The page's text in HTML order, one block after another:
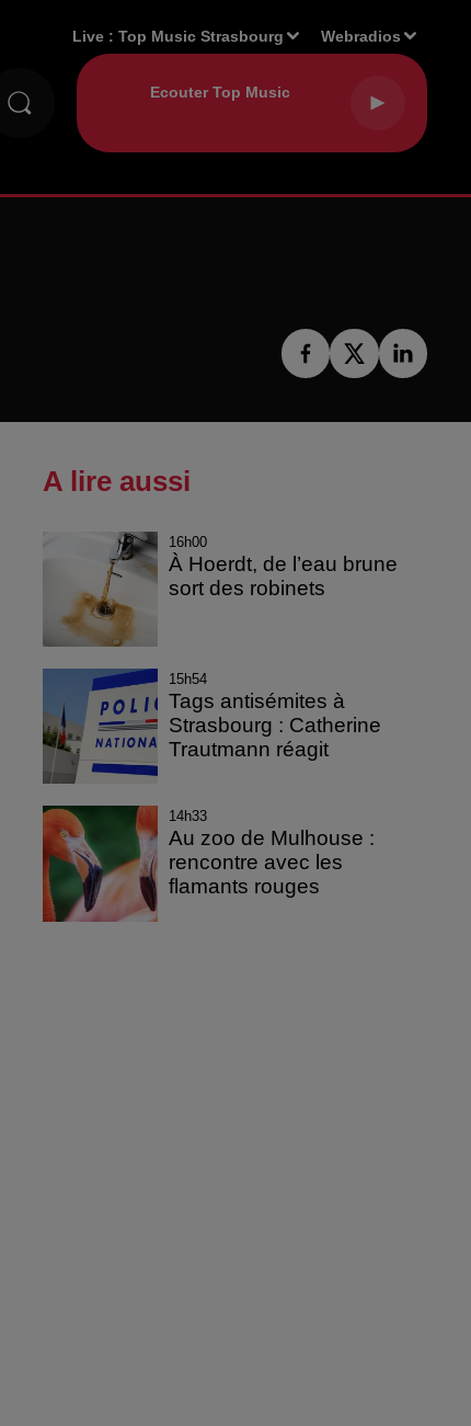
Live :Top Music Strasbourg Webradios
A lire aussi
16h00
À Hoerdt, de l’eau brune
sort des robinets
15h54
Tags antisémites à
Strasbourg : Catherine
Trautmann réagit
14h33
Au zoo de Mulhouse :
rencontre avec les
flamants rouges